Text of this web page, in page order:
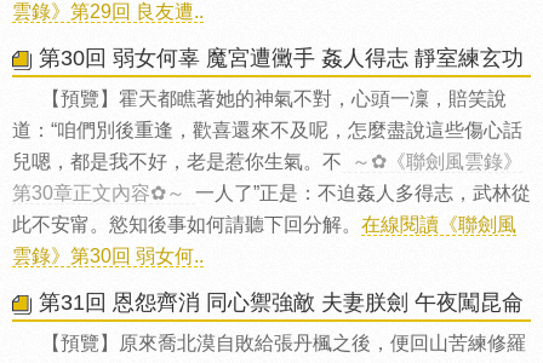
雲錄》第29回 良友遭..
第30回 弱女何辜 魔宮遭黴手 姦人得志 靜室練玄功
【預覽】霍天都瞧著她的神氣不對，心頭一凜，賠笑說
道：“咱們別後重逢，歡喜還來不及呢，怎麼盡說這些傷心話
兒嗯，都是我不好，老是惹你生氣。不
～✿《聯劍風雲錄》
第30章正文內容✿～
一人了”正是：不迫姦人多得志，武林從
此不安甯。慾知後事如何請聽下回分解。 在線閱讀《聯劍風
雲錄》第30回 弱女何..
第31回 恩怨齊消 同心禦強敵 夫妻朕劍 午夜闖昆侖
【預覽】原來喬北漠自敗給張丹楓之後，便回山苦練修羅